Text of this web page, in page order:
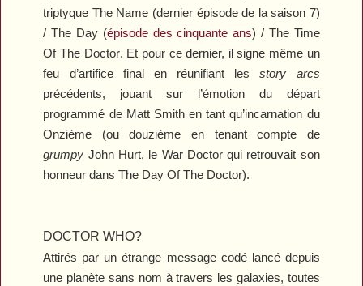
triptyque The Name (dernier épisode de la saison 7)
/The Day (épisode des cinquante ans) / The Time
Of The Doctor. Et pour ce dernier, il signe même un
feu d’artifice final en réunifiant lesstory arcs
précédents, jouant sur l’émotion du départ
programmé de Matt Smith en tant qu’incarnation du
Onzième (ou douzième en tenant compte de
grumpy John Hurt, le War Doctor qui retrouvait son
honneur dansThe Day Of The Doctor).
DOCTOR WHO?
Attirés par un étrange message codé lancé depuis
une planète sans nom à travers les galaxies, toutes